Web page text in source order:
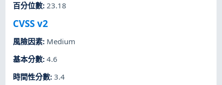
百分位數:23.18
CVSS v2
風險因素: Medium
基本分數:4.6
時間性分數:3.4